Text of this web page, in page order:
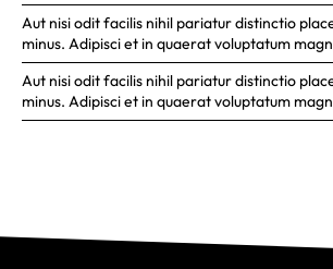
Aut nisi odit facilis nihil pariatur distinctio
minus. Adipisci et in quaerat voluptatum
Aut nisi odit facilis nihil pariatur distinctio
minus. Adipisci et in quaerat voluptatum